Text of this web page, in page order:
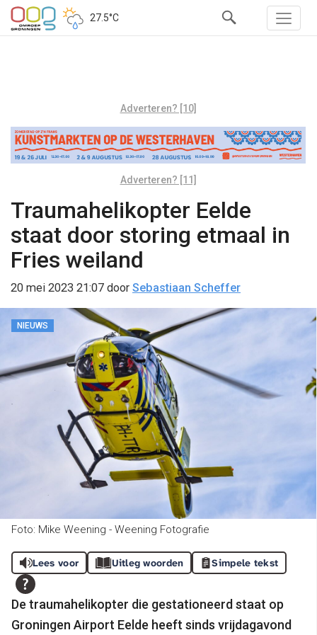
27.5°C
Adverteren? [10]
Adverteren? [11]
Traumahelikopter Eelde
staat door storing etmaal in
Fries weiland
20 mei 2023 21:07 door Sebastiaan Scheffer
NIEUWS
Foto: Mike Weening - Weening Fotografie
Lees voor Uitleg woorden Simpele tekst
De traumahelikopter die gestationeerd staat op
Groningen Airport Eelde heeft sinds vrijdagavond